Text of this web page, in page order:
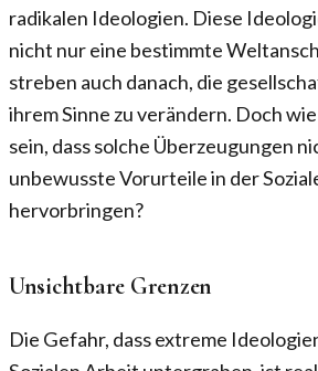
radikalen Ideologien. Diese
nicht nur eine bestimmte
streben auch danach, die
ihrem Sinne zu verändern. Doch
sein, dass solche Überzeugungen
unbewusste Vorurteile in der
hervorbringen?
Unsichtbare Grenzen
Die Gefahr, dass extreme